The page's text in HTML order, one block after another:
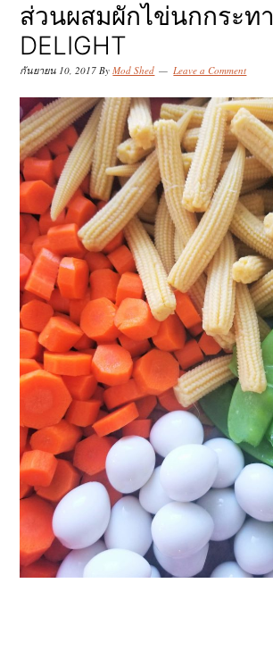
p
t
o
p
r
i
m
a
r
y
a
g
a
i
p
t
o
m
a
i
n
c
o
n
e
t
p
t
o
p
r
i
m
a
r
y
i
e
b
a
ส่วนผสมผักไข่นกกระทา
DELIGHT
กันยายน 10, 2017 ByMod Shed Leave a Comment